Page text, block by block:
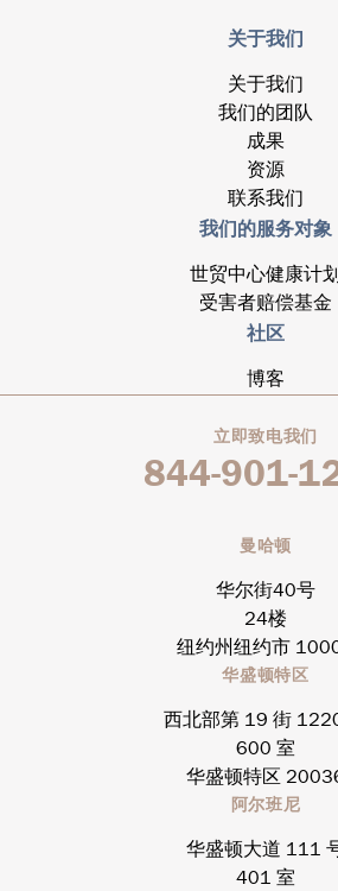
关于我们
关于我们
我们的团队
成果
资源
联系我们
我们的服务对象
世贸中心健康计划
受害者赔偿基金
社区
博客
立即致电我们
844-901-
曼哈顿
华尔街40号
24楼
纽约州纽约市
华盛顿特区
西北部第 19 街
600 室
华盛顿特区
阿尔班尼
华盛顿大道 111
401 室